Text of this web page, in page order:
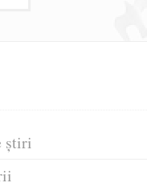
știri